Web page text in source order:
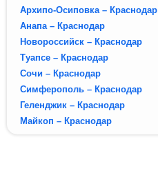
Архипо-Осиповка – Краснодар
Анапа – Краснодар
Новороссийск – Краснодар
Туапсе – Краснодар
Сочи – Краснодар
Симферополь – Краснодар
Геленджик – Краснодар
Майкоп – Краснодар